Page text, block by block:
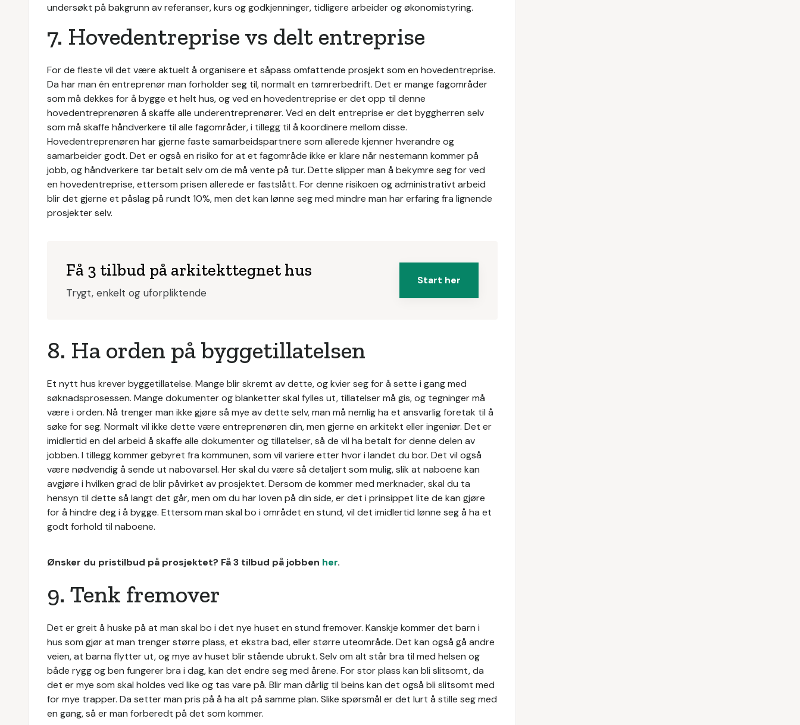
undersøkt på bakgrunn av referanser, kurs og godkjenninger, tidligere arbeider og økonomistyring.
7. Hovedentreprise vs delt entreprise
For de fleste vil det være aktuelt å organisere et såpass omfattende prosjekt som en hovedentreprise.
Da har man én entreprenør man forholder seg til, normalt en tømrerbedrift. Det er mange fagområder
som må dekkes for å bygge et helt hus, og ved en hovedentreprise er det opp til denne
hovedentreprenøren å skaffe alle underentreprenører. Ved en delt entreprise er det byggherren selv
som må skaffe håndverkere til alle fagområder, i tillegg til å koordinere mellom disse.
Hovedentreprenøren har gjerne faste samarbeidspartnere som allerede kjenner hverandre og
samarbeider godt. Det er også en risiko for at et fagområde ikke er klare når nestemann kommer på
jobb, og håndverkere tar betalt selv om de må vente på tur. Dette slipper man å bekymre seg for ved
en hovedentreprise, ettersom prisen allerede er fastslått. For denne risikoen og administrativt arbeid
blir det gjerne et påslag på rundt 10%, men det kan lønne seg med mindre man har erfaring fra lignende
prosjekter selv.
Få 3 tilbud på arkitekttegnet hus
Trygt, enkelt og uforpliktende
Start her
8. Ha orden på byggetillatelsen
Et nytt hus krever byggetillatelse. Mange blir skremt av dette, og kvier seg for å sette i gang med
søknadsprosessen. Mange dokumenter og blanketter skal fylles ut, tillatelser må gis, og tegninger må
være i orden. Nå trenger man ikke gjøre så mye av dette selv, man må nemlig ha et ansvarlig foretak til å
søke for seg. Normalt vil ikke dette være entreprenøren din, men gjerne en arkitekt eller ingeniør. Det er
imidlertid en del arbeid å skaffe alle dokumenter og tillatelser, så de vil ha betalt for denne delen av
jobben. I tillegg kommer gebyret fra kommunen, som vil variere etter hvor i landet du bor. Det vil også
være nødvendig å sende ut nabovarsel. Her skal du være så detaljert som mulig, slik at naboene kan
avgjøre i hvilken grad de blir påvirket av prosjektet. Dersom de kommer med merknader, skal du ta
hensyn til dette så langt det går, men om du har loven på din side, er det i prinsippet lite de kan gjøre
for å hindre deg i å bygge. Ettersom man skal bo i området en stund, vil det imidlertid lønne seg å ha et
godt forhold til naboene.
Ønsker du pristilbud på prosjektet? Få 3 tilbud på jobben her.
9. Tenk fremover
Det er greit å huske på at man skal bo i det nye huset en stund fremover. Kanskje kommer det barn i
hus som gjør at man trenger større plass, et ekstra bad, eller større uteområde. Det kan også gå andre
veien, at barna flytter ut, og mye av huset blir stående ubrukt. Selv om alt står bra til med helsen og
både rygg og ben fungerer bra i dag, kan det endre seg med årene. For stor plass kan bli slitsomt, da
det er mye som skal holdes ved like og tas vare på. Blir man dårlig til beins kan det også bli slitsomt med
for mye trapper. Da setter man pris på å ha alt på samme plan. Slike spørsmål er det lurt å stille seg med
en gang, så er man forberedt på det som kommer.